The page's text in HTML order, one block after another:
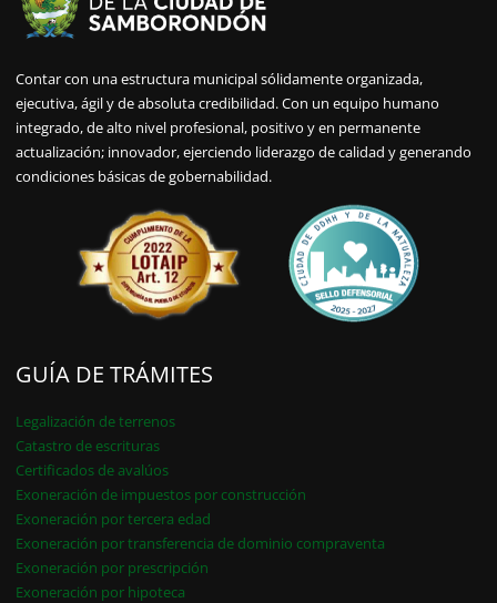
Contar con una estructura municipal sólidamente organizada,
ejecutiva, ágil y de absoluta credibilidad. Con un equipo humano
integrado, de alto nivel profesional, positivo y en permanente
actualización; innovador, ejerciendo liderazgo de calidad y generando
condiciones básicas de gobernabilidad.
GUÍA DE TRÁMITES
Legalización de terrenos
Catastro de escrituras
Certificados de avalúos
Exoneración de impuestos por construcción
Exoneración por tercera edad
Exoneración por transferencia de dominio compraventa
Exoneración por prescripción
Exoneración por hipoteca